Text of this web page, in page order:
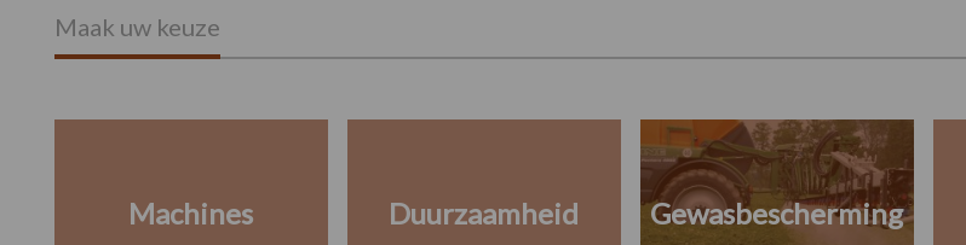
Maak uw keuze
Machines Duurzaamheid Gewasbescherming